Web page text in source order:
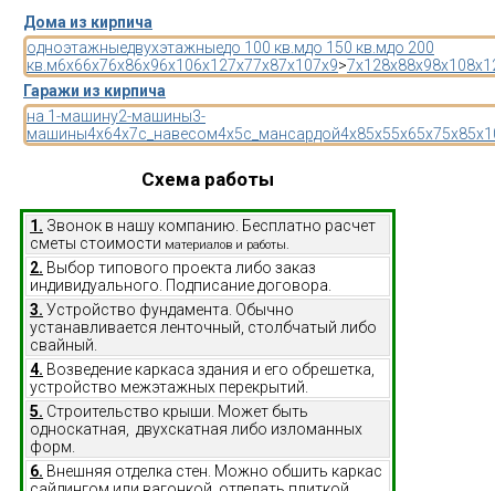
Дома из кирпича
одноэтажныедвухэтажныедо 100 кв.мдо 150 кв.мдо 200
кв.м6x66x76x86x96x106x127x77x87x107x9>7x128x88x98x10
Гаражи из кирпича
на 1-машину2-машины3-
машины4x64x7с_навесом4x5с_мансардой4x85x55x65x75x8
Схема работы
1. Звонок в нашу компанию. Бесплатно расчет
сметы стоимости материалов и работы.
2. Выбор типового проекта либо заказ
индивидуального. Подписание договора.
3. Устройство фундамента. Обычно
устанавливается ленточный, столбчатый либо
свайный.
4. Возведение каркаса здания и его обрешетка,
устройство межэтажных перекрытий.
5. Строительство крыши. Может быть
односкатная, двухскатная либо изломанных
форм.
6. Внешняя отделка стен. Можно обшить каркас